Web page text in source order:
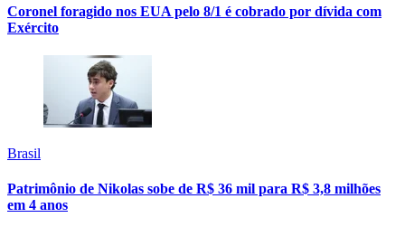
Coronel foragido nos EUA pelo 8/1 é cobrado por dívida com
Exército
Brasil
Patrimônio de Nikolas sobe de R$ 36 mil para R$ 3,8 milhões
em 4 anos